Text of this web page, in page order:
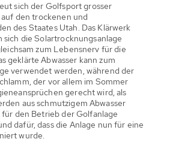
sich der Golfsport grosser
den trockenen und
des Staates Utah. Das Klärwerk
sich die Solartrocknungsanlage
zum Lebensnerv für die
geklärte Abwasser kann zum
verwendet werden, während der
der vor allem im Sommer
gerecht wird, als
aus schmutzigem Abwasser
den Betrieb der Golfanlage
dafür, dass die Anlage nun für eine
wurde.